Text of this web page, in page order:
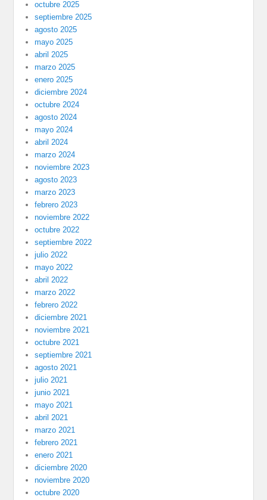
octubre 2025
septiembre 2025
agosto 2025
mayo 2025
abril 2025
marzo 2025
enero 2025
diciembre 2024
octubre 2024
agosto 2024
mayo 2024
abril 2024
marzo 2024
noviembre 2023
agosto 2023
marzo 2023
febrero 2023
noviembre 2022
octubre 2022
septiembre 2022
julio 2022
mayo 2022
abril 2022
marzo 2022
febrero 2022
diciembre 2021
noviembre 2021
octubre 2021
septiembre 2021
agosto 2021
julio 2021
junio 2021
mayo 2021
abril 2021
marzo 2021
febrero 2021
enero 2021
diciembre 2020
noviembre 2020
octubre 2020